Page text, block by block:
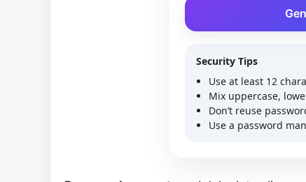
Security Tips
Use at least 12
Mix uppercase,
Don’t reuse
Use a password